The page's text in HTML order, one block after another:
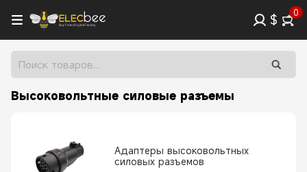
$ 0
Высоковольтные силовые разъемы
Адаптеры высоковольтных
силовых разъемов